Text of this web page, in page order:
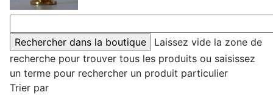
Laissez vide la zone de
recherche pour trouver tous les produits ou saisissez
un terme pour rechercher un produit particulier
Trier par